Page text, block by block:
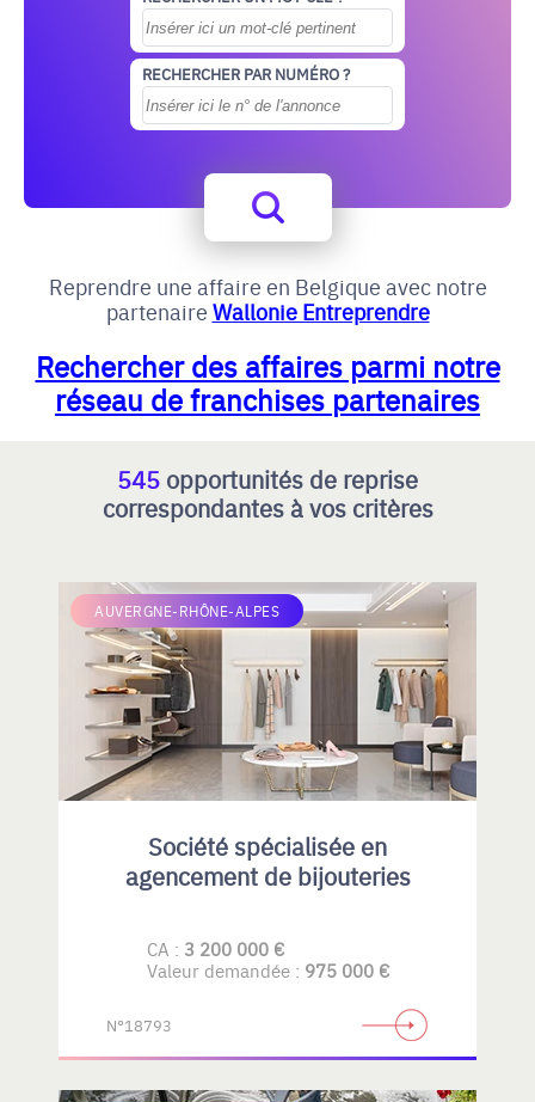
RECHERCHER PAR NUMÉRO ?
Reprendre une affaire en Belgique avec notre
partenaire Wallonie Entreprendre
Rechercher des affaires parmi notre
réseau de franchises partenaires
545 opportunités de reprise
correspondantes à vos critères
AUVERGNE-RHÔNE-ALPES
Société spécialisée en
agencement de bijouteries
CA : 3 200 000 €
Valeur demandée : 975 000 €
N°18793